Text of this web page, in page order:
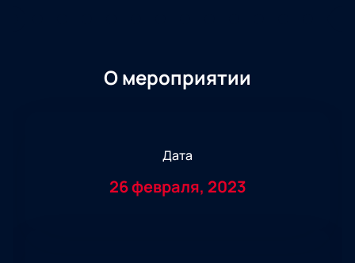
О мероприятии
Дата
26 февраля, 2023